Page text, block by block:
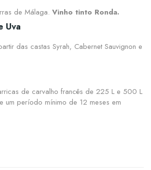
de Málaga. Vinho tinto Ronda.
Uva
das castas Syrah, Cabernet Sauvignon e
de carvalho francês de 225 L e 500 L
um período mínimo de 12 meses em